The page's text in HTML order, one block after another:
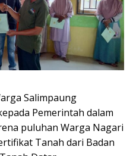
Salimpaung
Pemerintah dalam
puluhan Warga Nagari
Tanah dari Badan